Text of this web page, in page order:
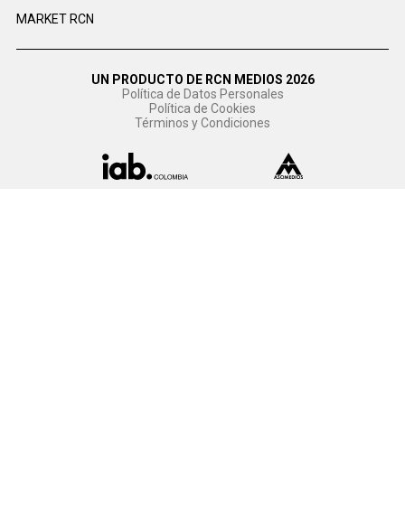
MARKET RCN
UN PRODUCTO DE RCN MEDIOS 2026
Política de Datos Personales
Política de Cookies
Términos y Condiciones